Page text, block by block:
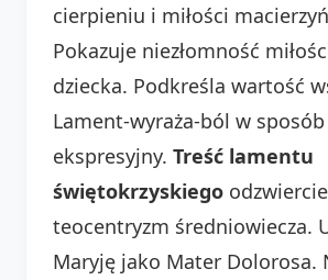
cierpieniu i miłości
Pokazuje niezłomność
dziecka. Podkreśla wartość
Lament-wyraża-ból w
ekspresyjny. Treść lamentu
świętokrzyskiego
teocentryzm średniowiecza.
Maryję jako Mater Dolorosa.